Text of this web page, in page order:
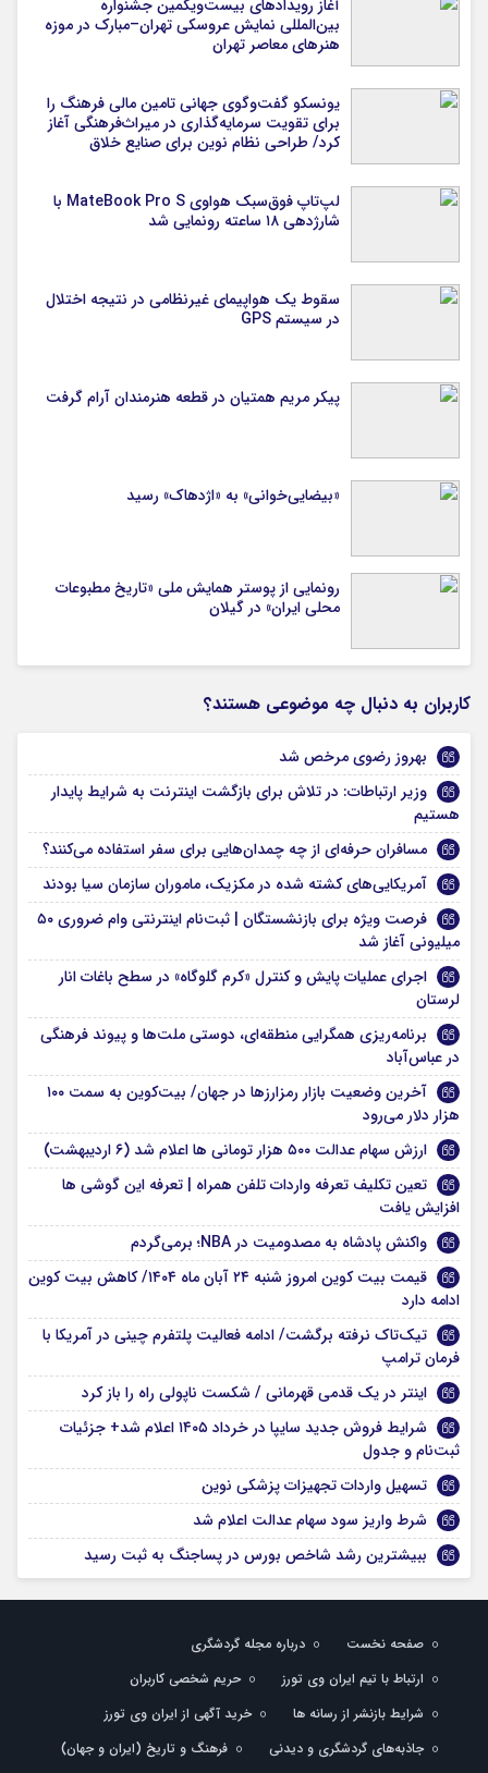
آغاز رویدادهای بیست‌ویکمین جشنواره
بین‌المللی نمایش عروسکی تهران–مبارک در موزه
هنرهای معاصر تهران
یونسکو گفت‌وگوی جهانی تامین مالی فرهنگ را
برای تقویت سرمایه‌گذاری در میراث‌فرهنگی آغاز
کرد/ طراحی نظام نوین برای صنایع خلاق
لپ‌تاپ فوق‌سبک هواوی MateBook Pro S با
شارژدهی ۱۸ ساعته رونمایی شد
سقوط یک هواپیمای غیرنظامی در نتیجه اختلال
در سیستم‌ GPS
پیکر مریم همتیان در قطعه هنرمندان آرام گرفت
«بیضایی‌خوانی» به «اژدهاک» رسید
رونمایی از پوستر همایش ملی «تاریخ مطبوعات
محلی ایران» در گیلان
کاربران به دنبال چه موضوعی هستند؟
بهروز رضوی مرخص شد
وزیر ارتباطات: در تلاش برای بازگشت اینترنت به شرایط پایدار
هستیم
مسافران حرفه‌ای از چه چمدان‌هایی برای سفر استفاده می‌کنند؟
آمریکایی‌های کشته شده در مکزیک، ماموران سازمان سیا بودند
فرصت ویژه برای بازنشستگان | ثبت‌نام اینترنتی وام ضروری ۵۰
میلیونی آغاز شد
اجرای عملیات پایش و کنترل «کرم گلوگاه» در سطح باغات انار
لرستان
برنامه‌ریزی همگرایی منطقه‌ای، دوستی ملت‌ها و پیوند فرهنگی
در عباس‌آباد
آخرین وضعیت بازار رمزارزها در جهان/ بیت‌کوین به سمت ۱۰۰
هزار دلار می‌رود
ارزش سهام عدالت ۵۰۰ هزار تومانی ها اعلام شد (۶ اردیبهشت)
تعین تکلیف تعرفه واردات تلفن همراه |‌ تعرفه این گوشی ها
افزایش یافت
واکنش پادشاه به مصدومیت در NBA؛ برمی‌گردم
قیمت بیت کوین امروز شنبه ۲۴ آبان ماه ۱۴۰۴/ کاهش بیت کوین
ادامه دارد
تیک‌تاک نرفته برگشت/ ادامه فعالیت پلتفرم چینی در آمریکا با
فرمان ترامپ
اینتر در یک قدمی قهرمانی / شکست ناپولی راه را باز کرد
شرایط فروش جدید سایپا در خرداد ۱۴۰۵ اعلام شد+ جزئیات
ثبت‌نام و جدول
تسهیل واردات تجهیزات پزشکی نوین
شرط واریز سود سهام عدالت اعلام شد
ببیشترین رشد شاخص بورس در پساجنگ به ثبت رسید
صفحه نخست
درباره مجله گردشگری
ارتباط با تیم ایران وی تورز
حریم شخصی کاربران
شرایط بازنشر از رسانه ها
خرید آگهی از ایران وی تورز
جاذبه‌های گردشگری و دیدنی
فرهنگ و تاریخ (ایران و جهان)